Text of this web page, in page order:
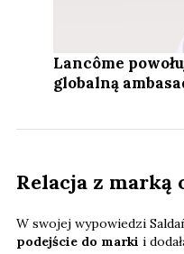
Lancôme
globalną
Relacja z marką
W swojej wypowiedzi
podejście do marki i